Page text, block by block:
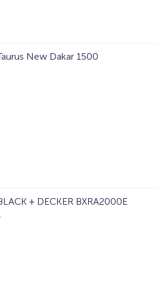
New Dakar 1500
+ DECKER BXRA2000E